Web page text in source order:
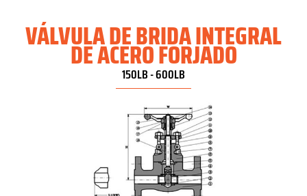
VÁLVULA DE BRIDA INTEGRAL
DE ACERO FORJADO
150LB - 600LB